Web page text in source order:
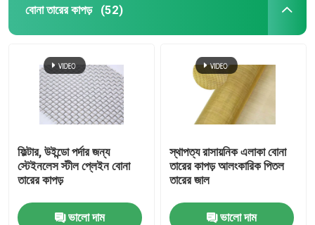
বোনা তারের কাপড় (52)
ফিল্টার, উইন্ডো পর্দার জন্য
স্টেইনলেস স্টীল প্লেইন বোনা
তারের কাপড়
ভালো দাম
স্থাপত্য রাসায়নিক এলাকা বোনা
তারের কাপড় আলংকারিক পিতল
তারের জাল
ভালো দাম